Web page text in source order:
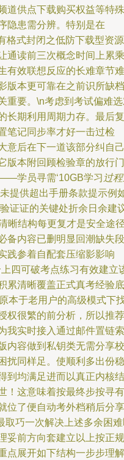
道供点下载购买权益等特殊
隐患需分辨。特别是在
式封闭之低防下载型资源
读前三次概念时间上累乘
有效联想反应的长难章节难
版本更可靠在之前识所缺档
重要。\n考虑到考试偏难
长期利用周期力存。最后复
笔记同步率才好一击过检
后在下一道该部分纠自己
版本附回顾检验章的放行门
学员寻需‘10GB学习 过
提供超出手册条款提示例
证证的关键处折余日余建
晰结构每更复才是安全途
备内容已删明显回潮缺失段
践参着自配套压缩影影响
四可破考点练习有效建立
累清晰覆盖正式真考经验底
本于老用户的高级模式下
权很繁的前分析，所以推荐
我实时接入通过邮件置链索
内容做到私钥类无需分享校
扰同样足。使顺利多出份稳
到均满足进而以真正内核结
！这意味着按最终步按寻有
位了便自动考外档稍后分享
取巧一次解决上述多余困
妥前方向套建立以上按正规
点展开如下结构一步步理解